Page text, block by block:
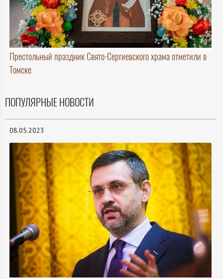
Престольный праздник Свято-Сергиевского храма отметили в
Томске
ПОПУЛЯРНЫЕ НОВОСТИ
08.05.2023